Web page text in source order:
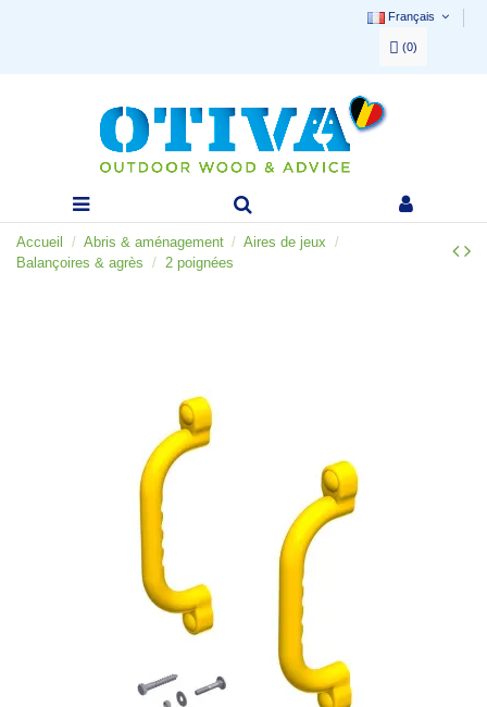
Français
(0)
Accueil Abris & aménagement
Aires de jeux
Balançoires & agrès
2 poignées